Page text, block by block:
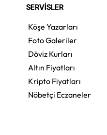
SERVİSLER
Köşe Yazarları
Foto Galeriler
Döviz Kurları
Altın Fiyatları
Kripto Fiyatları
Nöbetçi Eczaneler